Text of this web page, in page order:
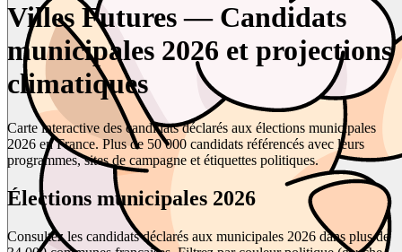
Villes Futures — Candidats
municipales 2026 et projections
climatiques
Carte interactive des candidats déclarés aux élections municipales
2026 en France. Plus de 50 000 candidats référencés avec leurs
programmes, sites de campagne et étiquettes politiques.
Élections municipales 2026
Consultez les candidats déclarés aux municipales 2026 dans plus de